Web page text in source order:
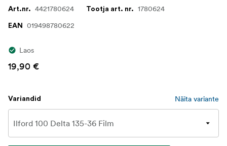
Art.nr. 4421780624 Tootja art. nr. 1780624
EAN 019498780622
Laos
19,90 €
Variandid Näita variante